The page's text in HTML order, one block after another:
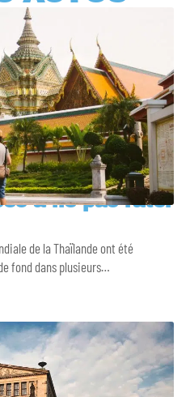
à ne pas rater
de la Thaïlande ont été
fond dans plusieurs…